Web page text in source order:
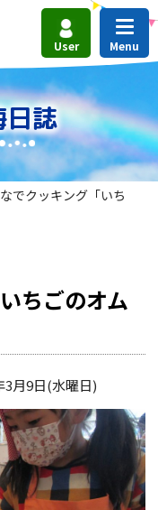
User
誌
でクッキング「いち
ちごのオム
3月9日(水曜日)